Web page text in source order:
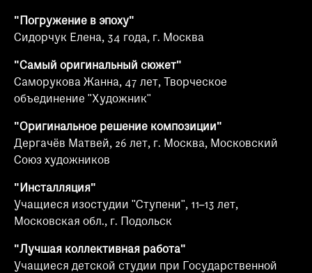
"Погружение в эпоху"
Сидорчук Елена, 34 года, г. Москва
"Самый оригинальный сюжет"
Саморукова Жанна, 47 лет, Творческое
объединение "Художник"
"Оригинальное решение композиции"
Дергачёв Матвей, 26 лет, г. Москва, Московский
Союз художников
"Инсталляция"
Учащиеся изостудии "Ступени", 11–13 лет,
Московская обл., г. Подольск
"Лучшая коллективная работа"
Учащиеся детской студии при Государственной